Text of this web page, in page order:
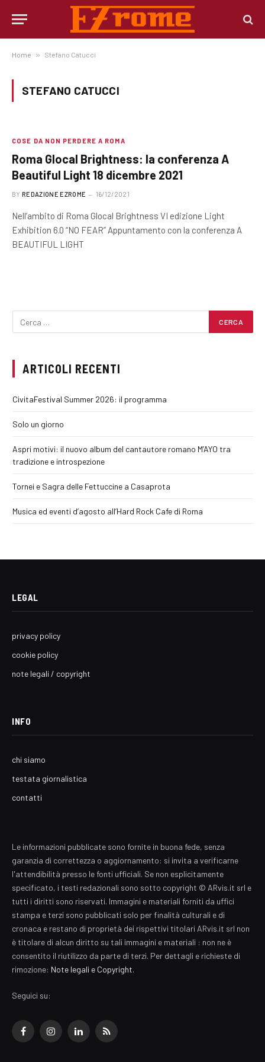
Home » Stefano Catucci
STEFANO CATUCCI
COSE DA NON PERDERE A ROMA
Roma Glocal Brightness: la conferenza A
Beautiful Light 18 dicembre 2021
BY REDAZIONE EZROME 16/12/2021
Nell’ambito di Roma Glocal Brightness VI edizione Light
Exhibition 6.0 “NO FEAR” Appuntamento con la conferenza A
BEAUTIFUL LIGHT
ARTICOLI RECENTI
CivitaFestival Summer 2026: il programma
Solo un giorno
Aspri motivi: il nuovo album del cantautore romano M’AYO tra
tradizione e introspezione
Tornei e Sagra delle Fettuccine a Casaprota
Musica ed eventi d’agosto all’Hard Rock Cafe di Roma
LEGAL
privacy policy
cookie policy
note legali / copyright
INFO
chi siamo
testata giornalistica
contatti
Le informazioni pubblicate sono fornite in buona fede, senza
garanzia di correttezza o aggiornamento: si invita a verificarne
l'attendibilità presso le fonti ufficiali. Se non esplicitamente
specificato, i testi redazionali sono sotto copyright © ARvis.it srl e
tutti i diritti sono riservati. Immagini e materiali forniti da uffici
stampa e terzi sono pubblicati solo per finalità culturali e di
cronaca e restano di proprietà dei rispettivi titolari ARvis.it srl non
è titolare di alcun diritto su tali immagini e materiali : non ne è
consentito il riutilizzo da parte di terzi. Per dettagli e richieste di
rimozione: Note legali e Copyright.
Seguici su:
FacebookInstagramLinkedInRSS